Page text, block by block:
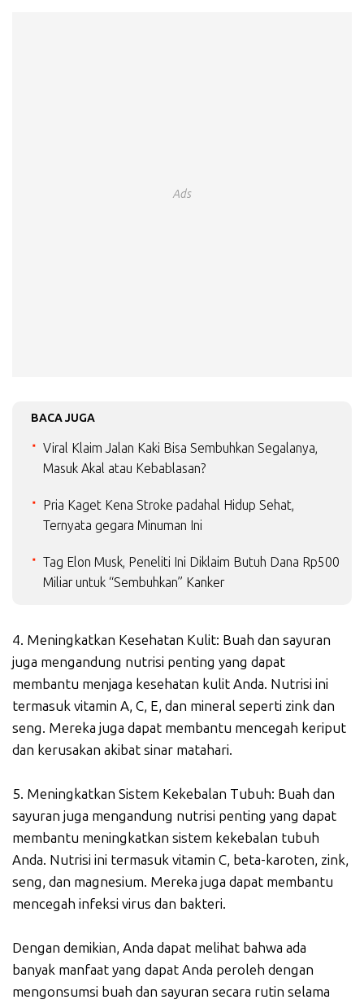
Ads
BACA JUGA
Viral Klaim Jalan Kaki Bisa Sembuhkan Segalanya,
Masuk Akal atau Kebablasan?
Pria Kaget Kena Stroke padahal Hidup Sehat,
Ternyata gegara Minuman Ini
Tag Elon Musk, Peneliti Ini Diklaim Butuh Dana Rp500
Miliar untuk “Sembuhkan” Kanker
4. Meningkatkan Kesehatan Kulit: Buah dan sayuran
juga mengandung nutrisi penting yang dapat
membantu menjaga kesehatan kulit Anda. Nutrisi ini
termasuk vitamin A, C, E, dan mineral seperti zink dan
seng. Mereka juga dapat membantu mencegah keriput
dan kerusakan akibat sinar matahari.
5. Meningkatkan Sistem Kekebalan Tubuh: Buah dan
sayuran juga mengandung nutrisi penting yang dapat
membantu meningkatkan sistem kekebalan tubuh
Anda. Nutrisi ini termasuk vitamin C, beta-karoten, zink,
seng, dan magnesium. Mereka juga dapat membantu
mencegah infeksi virus dan bakteri.
Dengan demikian, Anda dapat melihat bahwa ada
banyak manfaat yang dapat Anda peroleh dengan
mengonsumsi buah dan sayuran secara rutin selama